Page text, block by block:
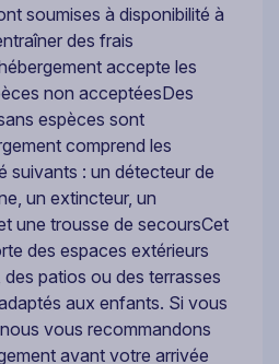
soumises à disponibilité à
des frais
accepte les
non acceptéesDes
espèces sont
comprend les
suivants : un détecteur de
un extincteur, un
une trousse de secoursCet
des espaces extérieurs
patios ou des terrasses
aux enfants. Si vous
vous recommandons
avant votre arrivée